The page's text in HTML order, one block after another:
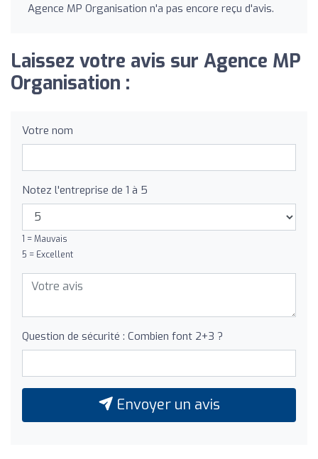
Agence MP Organisation n'a pas encore reçu d'avis.
Laissez votre avis sur Agence MP
Organisation :
Votre nom
Notez l'entreprise de 1 à 5
1 = Mauvais
5 = Excellent
Question de sécurité : Combien font 2+3 ?
Envoyer un avis